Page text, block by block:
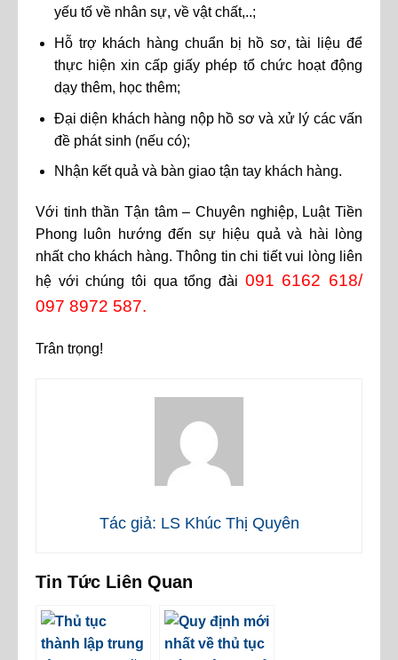
yếu tố về nhân sự, về vật chất,..;
Hỗ trợ khách hàng chuẩn bị hồ sơ, tài liệu để
thực hiện xin cấp giấy phép tổ chức hoạt động
dạy thêm, học thêm;
Đại diện khách hàng nộp hồ sơ và xử lý các vấn
đề phát sinh (nếu có);
Nhận kết quả và bàn giao tận tay khách hàng.
Với tinh thần Tận tâm – Chuyên nghiệp, Luật Tiền
Phong luôn hướng đến sự hiệu quả và hài lòng
nhất cho khách hàng. Thông tin chi tiết vui lòng liên
hệ với chúng tôi qua tổng đài 091 6162 618/
097 8972 587.
Trân trọng!
Tác giả: LS Khúc Thị Quyên
Tin Tức Liên Quan